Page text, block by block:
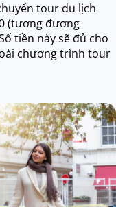
tour du lịch
(tương đương
tiền này sẽ đủ cho
chương trình tour